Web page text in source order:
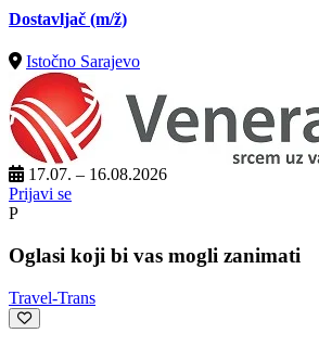
Dostavljač (m/ž)
Istočno Sarajevo
17.07. – 16.08.2026
Prijavi se
P
Oglasi koji bi vas mogli zanimati
Travel-Trans